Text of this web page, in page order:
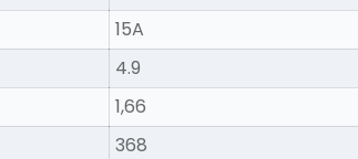
15A
4.9
1,66
368